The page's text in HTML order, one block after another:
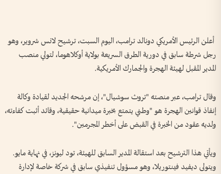
أعلن الرئيس الأمريكي دونالد ترامب، اليوم السبت، ترشيح لانس شروير، وهو
رجل شرطة سابق في دورية الطرق السريعة بولاية أوكلاهوما، لتولي منصب
المدير المقبل لهيئة الهجرة والجمارك الأمريكية.
وقال ترامب، عبر منصته "تروث سوشيال"، إن مرشحه الجديد لقيادة وكالة
إنفاذ قوانين الهجرة هو "وطني يتمتع بخبرة ميدانية حقيقية، وقائد أثبت كفاءته،
ولديه عقود من الخبرة في القبض على أخطر المجرمين".
ويأتي هذا الترشيح بعد استقالة المدير السابق للهيئة، تود ليونز، في نهاية مايو.
ويتولى ديفيد فينتوريلا، وهو مسؤول تنفيذي سابق في شركة خاصة لإدارة